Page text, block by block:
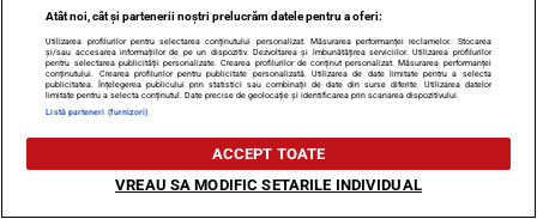
Fostul sot al lui Teo a comis-o fara sa vrea! A folosit o
Atât noi, cât și partenerii noștri prelucrăm datele pentru a oferi:
Utilizarea profilurilor pentru selectarea conținutului personalizat. Măsurarea performanței reclamelor. Stocarea
și/sau accesarea informațiilor de pe un dispozitiv. Dezvoltarea și îmbunătățirea serviciilor. Utilizarea profilurilor
pentru selectarea publicității personalizate. Crearea profilurilor de conținut personalizat. Măsurarea performanței
conținutului. Crearea profilurilor pentru publicitate personalizată. Utilizarea de date limitate pentru a selecta
publicitatea. Înțelegerea publicului prin statistici sau combinații de date din surse diferite. Utilizarea datelor
limitate pentru a selecta conținutul. Date precise de geolocație și identificarea prin scanarea dispozitivului.
Listă parteneri (furnizori)
ACCEPT TOATE
VREAU SA MODIFIC SETARILE INDIVIDUAL